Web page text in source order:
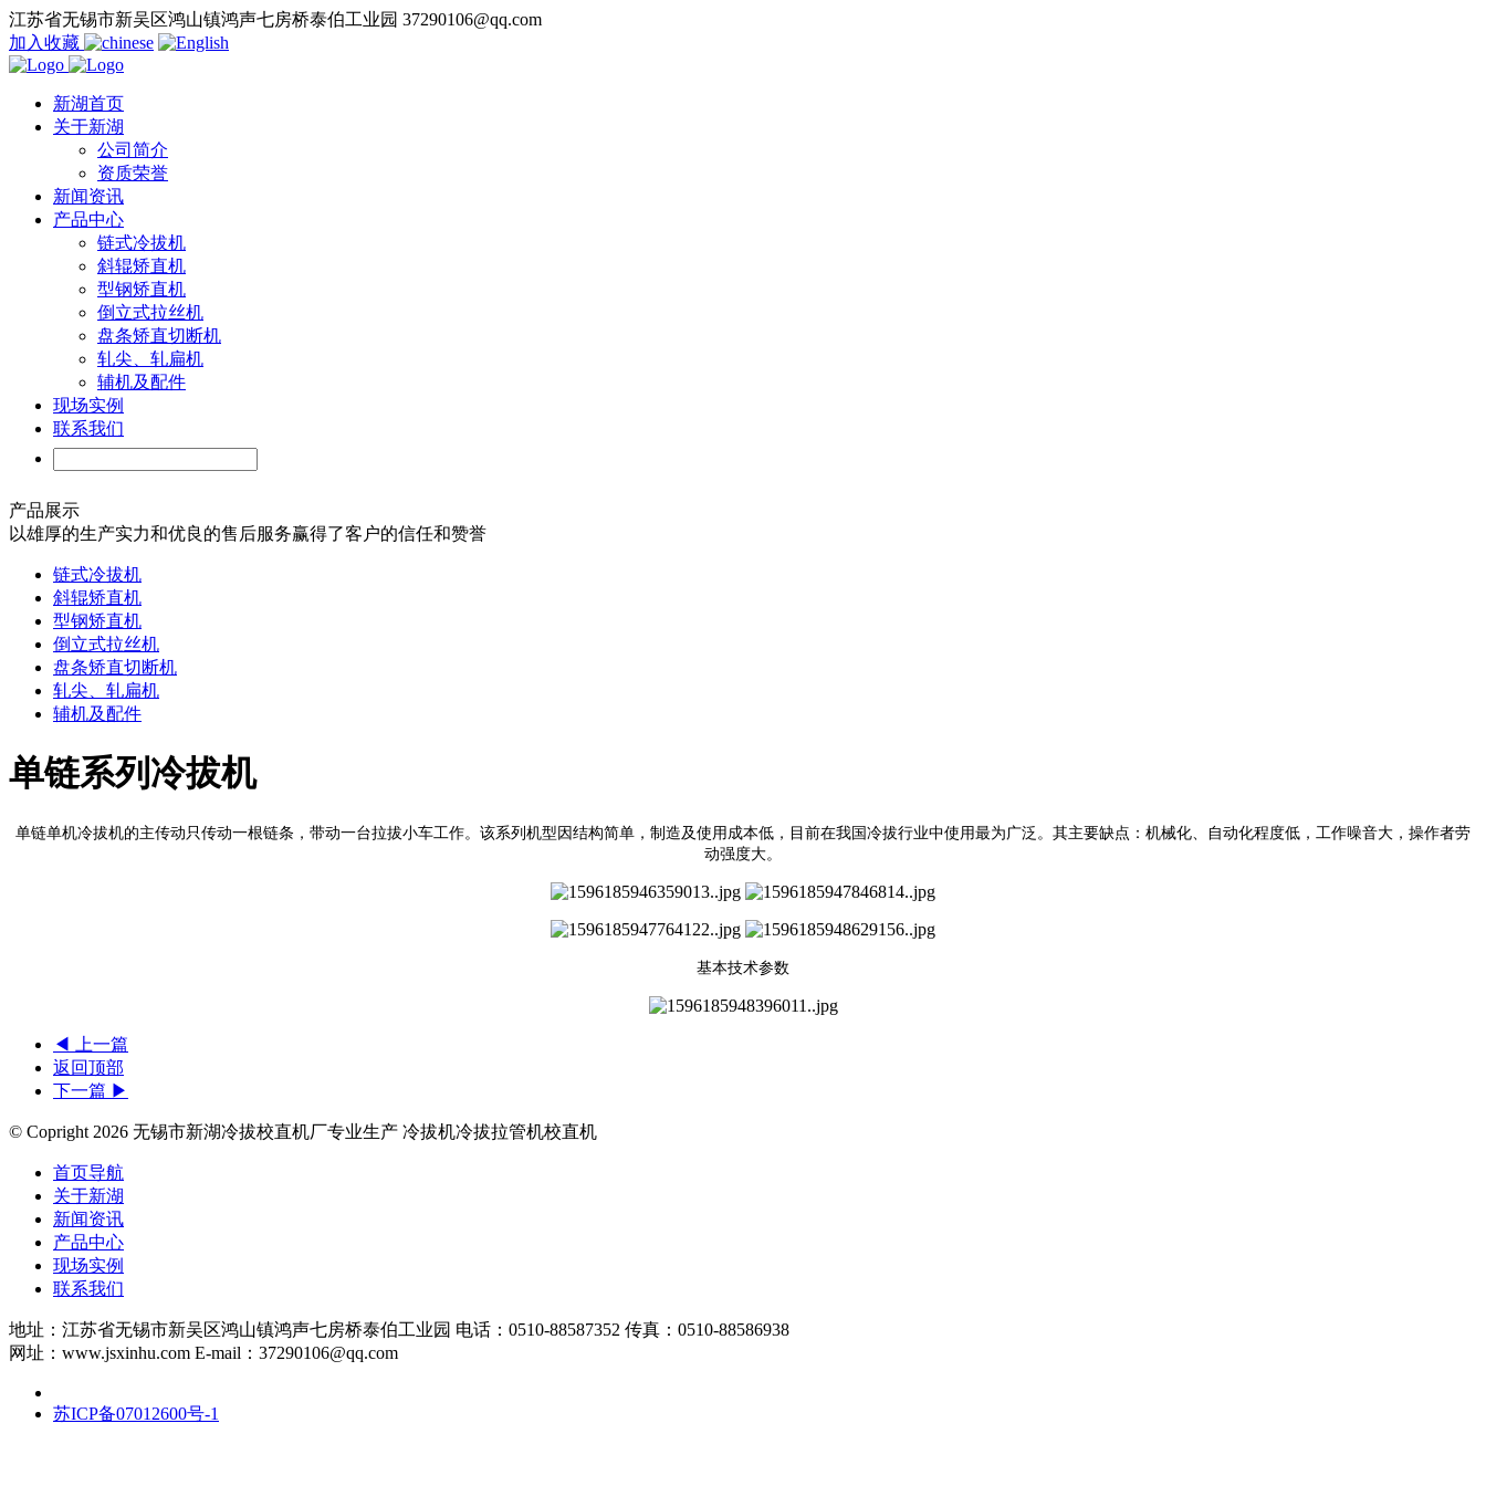
江苏省无锡市新吴区鸿山镇鸿声七房桥泰伯工业园 37290106@qq.com
加入收藏
新湖首页
关于新湖
公司简介
资质荣誉
新闻资讯
产品中心
链式冷拔机
斜辊矫直机
型钢矫直机
倒立式拉丝机
盘条矫直切断机
轧尖、轧扁机
辅机及配件
现场实例
联系我们
产品展示
以雄厚的生产实力和优良的售后服务赢得了客户的信任和赞誉
链式冷拔机
斜辊矫直机
型钢矫直机
倒立式拉丝机
盘条矫直切断机
轧尖、轧扁机
辅机及配件
单链系列冷拔机
单链单机冷拔机的主传动只传动一根链条，带动一台拉拔小车工作。该系列机型因结构简单，制造及使用成本低，目前在我国冷拔行业中使用最为广泛。其主要缺点：机械化、自动化程度低，工作噪音大，操作者劳
动强度大。
基本技术参数
◀ 上一篇
返回顶部
下一篇 ▶
© Copright 2026 无锡市新湖冷拔校直机厂专业生产 冷拔机冷拔拉管机校直机
首页导航
关于新湖
新闻资讯
产品中心
现场实例
联系我们
地址：江苏省无锡市新吴区鸿山镇鸿声七房桥泰伯工业园 电话：0510-88587352 传真：0510-88586938
网址：www.jsxinhu.com E-mail：37290106@qq.com
苏ICP备07012600号-1